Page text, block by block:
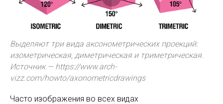
Выделяют три вида аксонометрических проекций:
изометрическая, диметрическая и триметрическая.
Источник — https://www.arch-
vizz.com/howto/axonometricdrawings
Часто изображения во всех видах